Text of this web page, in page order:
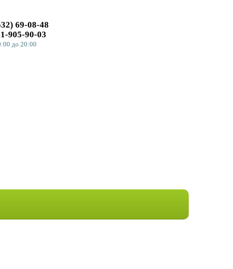
69-08-48
905-90-03
до 20:00